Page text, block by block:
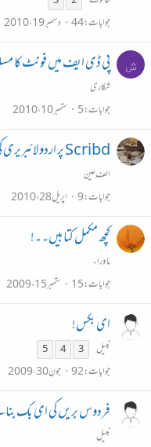
جوابات 44 دسمبر 19، 2010
ش پی ڈی ایف میں فونٹ کا
شکاری
جوابات 5 ستمبر 10، 2010
Scribd پر اردو لائبریری کی کتابیں
الف عین
جوابات 9 اپریل 28، 2010
کچھ مکمل کتابیں۔۔!
ماوراء
جوابات 15 ستمبر 15، 2009
ای بکس!
نبیل 3
4
5
جوابات 92 جون 30، 2009
فردوس بریں کی ای بک
نبیل